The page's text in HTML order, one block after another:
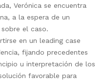
Verónica se encuentra
a la espera de un
el caso.
en un leading case
fijando precedentes
u interpretación de los
favorable para